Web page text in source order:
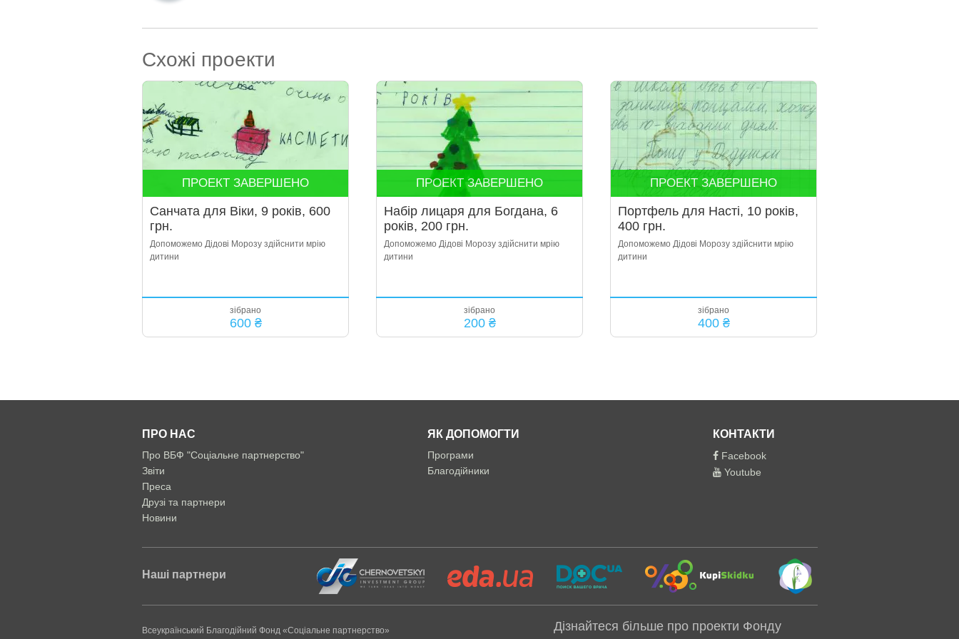
Схожі проекти
ПРОЕКТ ЗАВЕРШЕНО
Санчата для Віки, 9 років, 600
грн.
Допоможемо Дідові Морозу здійснити мрію
дитини
зібрано
600 ₴
ПРОЕКТ ЗАВЕРШЕНО
Набір лицаря для Богдана, 6
років, 200 грн.
Допоможемо Дідові Морозу здійснити мрію
дитини
зібрано
200 ₴
ПРОЕКТ ЗАВЕРШЕНО
Портфель для Насті, 10 років,
400 грн.
Допоможемо Дідові Морозу здійснити мрію
дитини
зібрано
400 ₴
ПРО НАС
Про ВБФ "Соціальне партнерство"
Звіти
Преса
Друзі та партнери
Новини
ЯК ДОПОМОГТИ
Програми
Благодійники
КОНТАКТИ
Facebook
Youtube
Наші партнери
Всеукраїнський Благодійний Фонд «Соціальне партнерство» Дізнайтеся більше про проекти Фонду